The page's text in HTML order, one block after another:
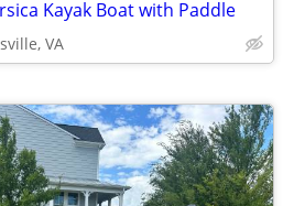
Kayak Boat with Paddle
VA